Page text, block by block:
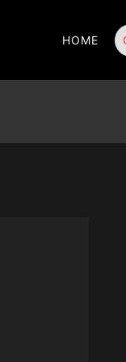
HOME